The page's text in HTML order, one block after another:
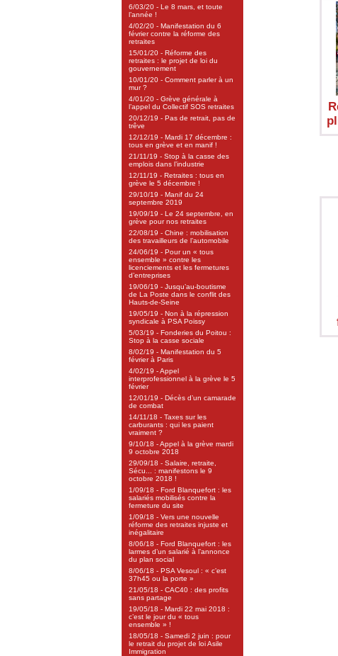
6/03/20 - Le 8 mars, et toute
l’année !
4/02/20 - Manifestation du 6
février contre la réforme des
retraites
15/01/20 - Réforme des
retraites : le projet de loi du
gouvernement
10/01/20 - Comment parler à un
mur ?
4/01/20 - Grève générale à
l’appel du Collectif SOS retraites
20/12/19 - Pas de retrait, pas de
trêve
12/12/19 - Mardi 17 décembre :
tous en grève et en manif !
21/11/19 - Stop à la casse des
emplois dans l’industrie
12/11/19 - Retraites : tous en
grève le 5 décembre !
29/10/19 - Manif du 24
septembre 2019
19/09/19 - Le 24 septembre, en
grève pour nos retraites
22/08/19 - Chine : mobilisation
des travailleurs de l’automobile
24/06/19 - Pour un « tous
ensemble » contre les
licenciements et les fermetures
d’entreprises
19/06/19 - Jusqu’au-boutisme
de La Poste dans le conflit des
Hauts-de-Seine
19/05/19 - Non à la répression
syndicale à PSA Poissy
5/03/19 - Fonderies du Poitou :
Stop à la casse sociale
8/02/19 - Manifestation du 5
février à Paris
4/02/19 - Appel
interprofessionnel à la grève le 5
février
12/01/19 - Décès d’un camarade
de combat
14/11/18 - Taxes sur les
carburants : qui les paient
vraiment ?
9/10/18 - Appel à la grève mardi
9 octobre 2018
29/09/18 - Salaire, retraite,
Sécu... : manifestons le 9
octobre 2018 !
1/09/18 - Ford Blanquefort : les
salariés mobilisés contre la
fermeture du site
1/09/18 - Vers une nouvelle
réforme des retraites injuste et
inégalitaire
8/06/18 - Ford Blanquefort : les
larmes d’un salarié à l’annonce
du plan social
8/06/18 - PSA Vesoul : « c’est
37h45 ou la porte »
21/05/18 - CAC40 : des profits
sans partage
19/05/18 - Mardi 22 mai 2018 :
c’est le jour du « tous
ensemble » !
18/05/18 - Samedi 2 juin : pour
le retrait du projet de loi Asile
Immigration